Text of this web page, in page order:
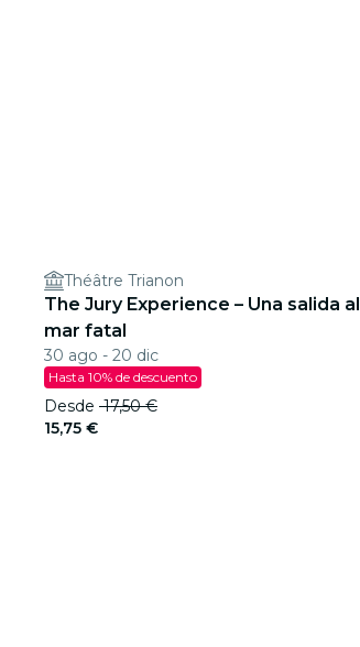
Théâtre Trianon
The Jury Experience – Una salida al
mar fatal
30 ago - 20 dic
Hasta 10% de descuento
Desde 17,50 €
15,75 €